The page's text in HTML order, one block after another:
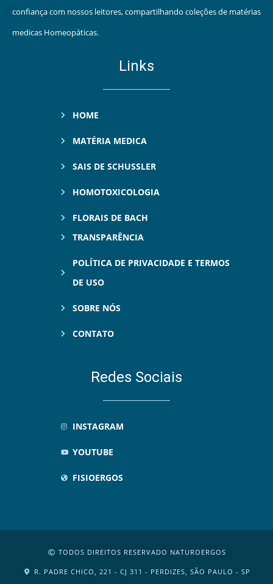
confiança com nossos leitores, compartilhando coleções de matérias
medicas Homeopáticas.
Links
HOME
MATÉRIA MEDICA
SAIS DE SCHUSSLER
HOMOTOXICOLOGIA
FLORAIS DE BACH
TRANSPARÊNCIA
POLÍTICA DE PRIVACIDADE E TERMOS
DE USO
SOBRE NÓS
CONTATO
Redes Sociais
INSTAGRAM
YOUTUBE
FISIOERGOS
TODOS DIREITOS RESERVADO NATUROERGOS
R. PADRE CHICO, 221 - CJ 311 - PERDIZES, SÃO PAULO - SP